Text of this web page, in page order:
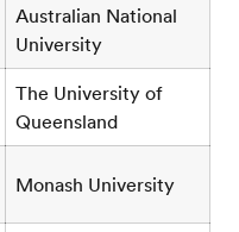
Australian National
University
The University of
Queensland
Monash University